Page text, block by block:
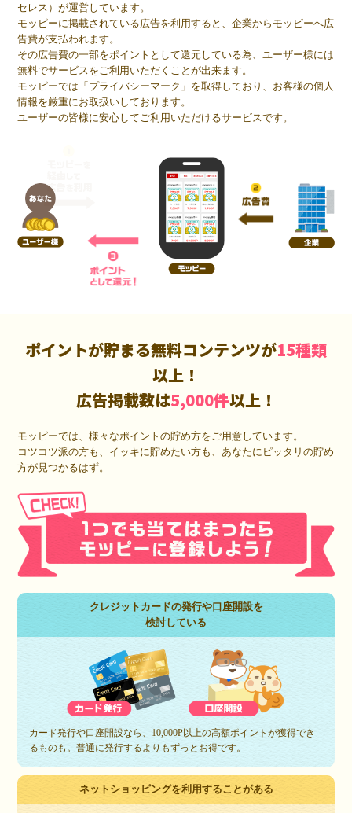
セレス）が運営しています。
モッピーに掲載されている広告を利用すると、企業からモッピーへ広
告費が支払われます。
その広告費の一部をポイントとして還元している為、ユーザー様には
無料でサービスをご利用いただくことが出来ます。
モッピーでは「プライバシーマーク」を取得しており、お客様の個人
情報を厳重にお取扱いしております。
ユーザーの皆様に安心してご利用いただけるサービスです。
ポイントが貯まる無料コンテンツが15種類
以上！
広告掲載数は5,000件以上！
モッピーでは、様々なポイントの貯め方をご用意しています。
コツコツ派の方も、イッキに貯めたい方も、あなたにピッタリの貯め
方が見つかるはず。
クレジットカードの発行や口座開設を
検討している
カード発行や口座開設なら、10,000P以上の高額ポイントが獲得でき
るものも。普通に発行するよりもずっとお得です。
ネットショッピングを利用することがある